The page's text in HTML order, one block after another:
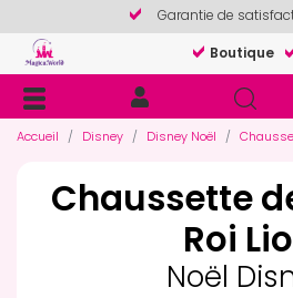
Garantie de
Boutique
Accueil Disney Disney Noël
Chaussette
Roi
Noël